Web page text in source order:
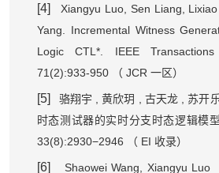
[4]
Xiangyu Luo, Sen Liang,
Yang. Incremental Witness
Logic CTL*. IEEE
71(2):933-950
（ JCR 一区）
[5] 骆翔宇 ,黄欣玥 古天龙 ,苏开
时态测试器的实时分支时态逻辑模
33(8):2930−2946
（ EI 收录）
[6] Shaowei Wang, Xiangyu Luo